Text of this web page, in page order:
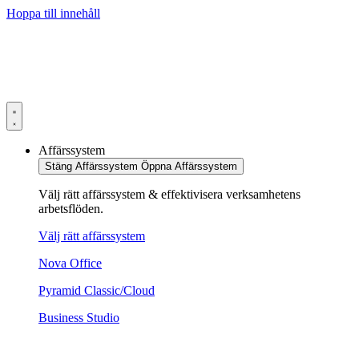
Hoppa till innehåll
Affärssystem
Stäng Affärssystem Öppna Affärssystem
Välj rätt affärssystem & effektivisera verksamhetens
arbetsflöden.
Välj rätt affärssystem
Nova Office
Pyramid Classic/Cloud
Business Studio